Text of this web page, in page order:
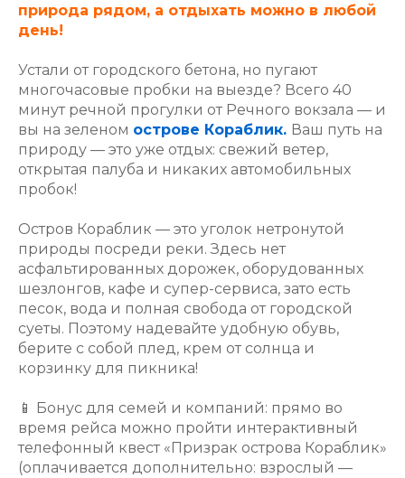
природа рядом, а отдыхать можно в любой
день!
Устали от городского бетона, но пугают
многочасовые пробки на выезде? Всего 40
минут речной прогулки от Речного вокзала — и
вы на зеленом острове Кораблик. Ваш путь на
природу — это уже отдых: свежий ветер,
открытая палуба и никаких автомобильных
пробок!
Остров Кораблик — это уголок нетронутой
природы посреди реки. Здесь нет
асфальтированных дорожек, оборудованных
шезлонгов, кафе и супер-сервиса, зато есть
песок, вода и полная свобода от городской
суеты. Поэтому надевайте удобную обувь,
берите с собой плед, крем от солнца и
корзинку для пикника!
📱 Бонус для семей и компаний: прямо во
время рейса можно пройти интерактивный
телефонный квест «Призрак острова Кораблик»
(оплачивается дополнительно: взрослый —